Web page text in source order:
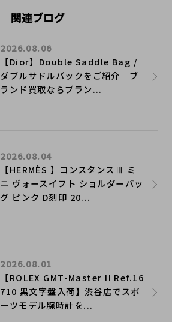
関連ブログ
【Dior】Double Saddle Bag /
ダブルサドルバックをご紹介｜ブ
ランド買取ならブラン...
2026.08.06
【HERMÈS 】コンスタンスⅢ ミ
ニ ヴォースイフト ショルダーバッ
グ ピンク D刻印 20...
2026.08.04
【ROLEX GMT-Master II Ref.16
710 黒文字盤入荷】渋谷店でスポ
ーツモデル腕時計を...
2026.08.01